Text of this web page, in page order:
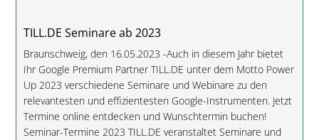
TILL.DE Seminare ab 2023
Braunschweig, den 16.05.2023 -Auch in diesem Jahr bietet
Ihr Google Premium Partner TILL.DE unter dem Motto Power
Up 2023 verschiedene Seminare und Webinare zu den
relevantesten und effizientesten Google-Instrumenten. Jetzt
Termine online entdecken und Wunschtermin buchen!
Seminar-Termine 2023 TILL.DE veranstaltet Seminare und